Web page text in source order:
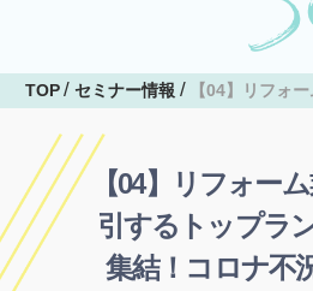
TOP セミナー情報 【04】リフォ
【04】リフォー
引するトップラ
集結！コロナ不